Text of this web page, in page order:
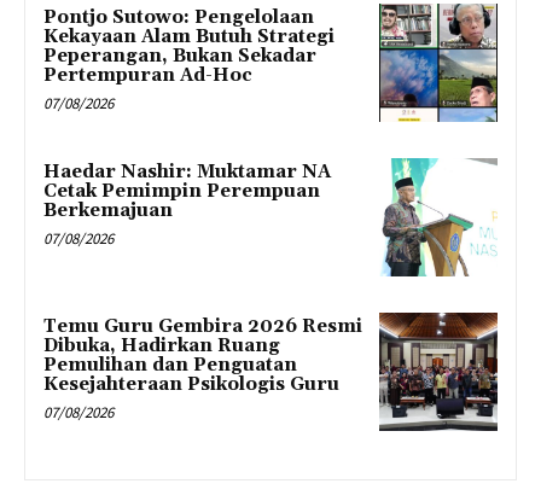
Pontjo Sutowo: Pengelolaan
Kekayaan Alam Butuh Strategi
Peperangan, Bukan Sekadar
Pertempuran Ad-Hoc
07/08/2026
Haedar Nashir: Muktamar NA
Cetak Pemimpin Perempuan
Berkemajuan
07/08/2026
Temu Guru Gembira 2026 Resmi
Dibuka, Hadirkan Ruang
Pemulihan dan Penguatan
Kesejahteraan Psikologis Guru
07/08/2026